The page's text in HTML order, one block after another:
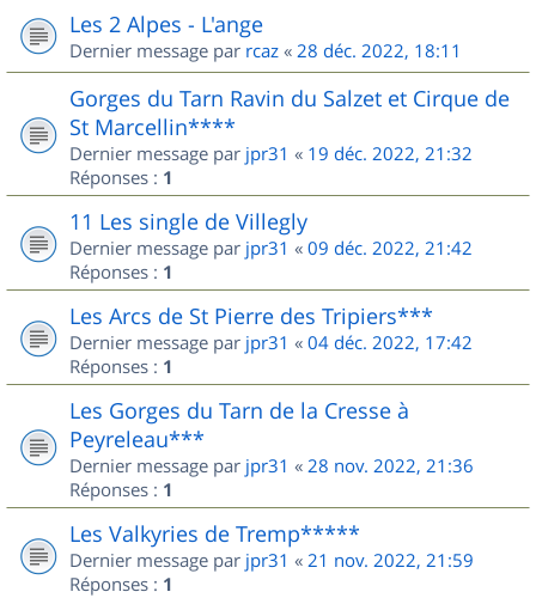
Les 2 Alpes - L'ange
Dernier message par rcaz « 28 déc. 2022, 18:11
Gorges du Tarn Ravin du Salzet et Cirque de
St Marcellin****
Dernier message par jpr31 « 19 déc. 2022, 21:32
Réponses : 1
11 Les single de Villegly
Dernier message par jpr31 « 09 déc. 2022, 21:42
Réponses : 1
Les Arcs de St Pierre des Tripiers***
Dernier message par jpr31 « 04 déc. 2022, 17:42
Réponses : 1
Les Gorges du Tarn de la Cresse à
Peyreleau***
Dernier message par jpr31 « 28 nov. 2022, 21:36
Réponses : 1
Les Valkyries de Tremp*****
Dernier message par jpr31 « 21 nov. 2022, 21:59
Réponses : 1